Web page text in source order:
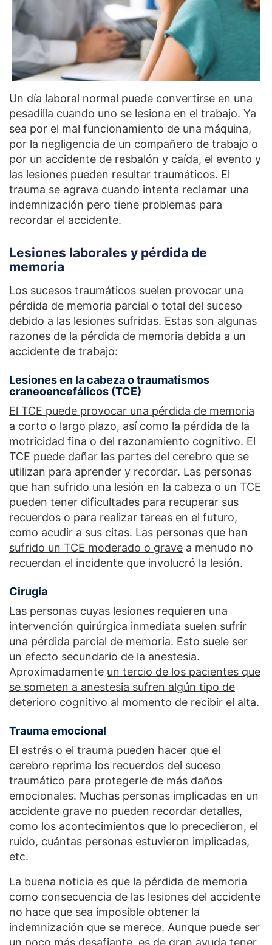
Un día laboral normal puede convertirse en una
pesadilla cuando uno se lesiona en el trabajo. Ya
sea por el mal funcionamiento de una máquina,
por la negligencia de un compañero de trabajo o
por un accidente de resbalón y caída, el evento y
las lesiones pueden resultar traumáticos. El
trauma se agrava cuando intenta reclamar una
indemnización pero tiene problemas para
recordar el accidente.
Lesiones laborales y pérdida de
memoria
Los sucesos traumáticos suelen provocar una
pérdida de memoria parcial o total del suceso
debido a las lesiones sufridas. Estas son algunas
razones de la pérdida de memoria debida a un
accidente de trabajo:
Lesiones en la cabeza o traumatismos
craneoencefálicos (TCE)
El TCE puede provocar una pérdida de memoria
a corto o largo plazo, así como la pérdida de la
motricidad fina o del razonamiento cognitivo. El
TCE puede dañar las partes del cerebro que se
utilizan para aprender y recordar. Las personas
que han sufrido una lesión en la cabeza o un TCE
pueden tener dificultades para recuperar sus
recuerdos o para realizar tareas en el futuro,
como acudir a sus citas. Las personas que han
sufrido un TCE moderado o grave a menudo no
recuerdan el incidente que involucró la lesión.
Cirugía
Las personas cuyas lesiones requieren una
intervención quirúrgica inmediata suelen sufrir
una pérdida parcial de memoria. Esto suele ser
un efecto secundario de la anestesia.
Aproximadamente un tercio de los pacientes que
se someten a anestesia sufren algún tipo de
deterioro cognitivo al momento de recibir el alta.
Trauma emocional
El estrés o el trauma pueden hacer que el
cerebro reprima los recuerdos del suceso
traumático para protegerle de más daños
emocionales. Muchas personas implicadas en un
accidente grave no pueden recordar detalles,
como los acontecimientos que lo precedieron, el
ruido, cuántas personas estuvieron implicadas,
etc.
La buena noticia es que la pérdida de memoria
como consecuencia de las lesiones del accidente
no hace que sea imposible obtener la
indemnización que se merece. Aunque puede ser
un poco más desafiante, es de gran ayuda tener